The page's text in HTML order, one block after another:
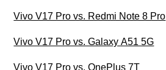
Vivo V17 Pro vs. Redmi Note 8 Pro
Vivo V17 Pro vs. Galaxy A51 5G
Vivo V17 Pro vs. OnePlus 7T